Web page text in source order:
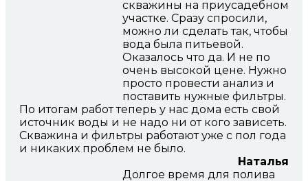
скважины на приусадебном
участке. Сразу спросили,
можно ли сделать так, чтобы
вода была питьевой.
Оказалось что да. И не по
очень высокой цене. Нужно
просто провести анализ и
поставить нужные фильтры.
По итогам работ теперь у нас дома есть свой
источник воды и не надо ни от кого зависеть.
Скважина и фильтры работают уже с пол года
и никаких проблем не было.
Наталья
Долгое время для полива